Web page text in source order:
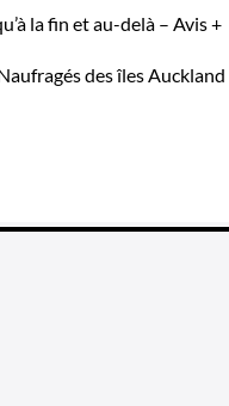
la fin et au-delà – Avis +
des îles